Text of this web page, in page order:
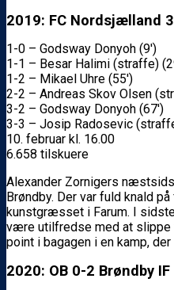
2019: FC Nordsjælland
1-0 – Godsway Donyoh (9′)
1-1 – Besar Halimi (straffe)
1-2 – Mikael Uhre (55′)
2-2 – Andreas Skov Olsen
3-2 – Godsway Donyoh (67′)
3-3 – Josip Radosevic
10. februar kl. 16.00
6.658 tilskuere
Alexander Zornigers
Brøndby. Der var fuld knald
kunstgræsset i Farum. I
være utilfredse med at
point i bagagen i en kamp,
2020: OB 0-2 Brøndby IF